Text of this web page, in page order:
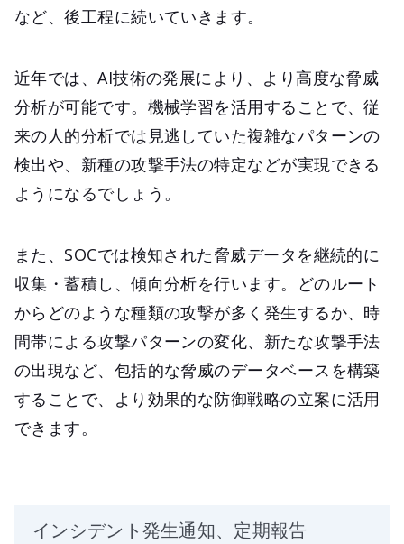
など、後工程に続いていきます。
近年では、AI技術の発展により、より高度な脅威
分析が可能です。機械学習を活用することで、従
来の人的分析では見逃していた複雑なパターンの
検出や、新種の攻撃手法の特定などが実現できる
ようになるでしょう。
また、SOCでは検知された脅威データを継続的に
収集・蓄積し、傾向分析を行います。どのルート
からどのような種類の攻撃が多く発生するか、時
間帯による攻撃パターンの変化、新たな攻撃手法
の出現など、包括的な脅威のデータベースを構築
することで、より効果的な防御戦略の立案に活用
できます。
インシデント発生通知、定期報告